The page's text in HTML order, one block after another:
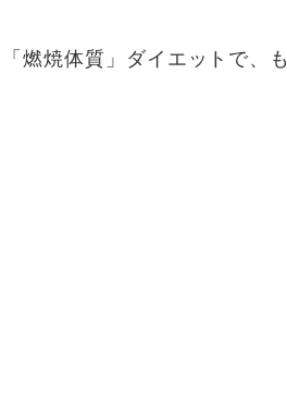
燃焼体質」ダイエットで、も